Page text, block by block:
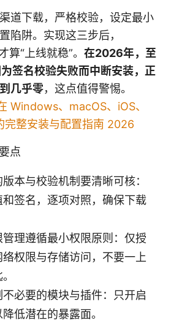
道下载，严格校验，设定最小
陷阱。实现这三步后，
“上线就稳”。 在2026年，至
签名校验失败而中断安装，正
几乎零，这点值得警惕。
Windows、macOS、iOS、
整安装与配置指南 2026
点
本与校验机制要清晰可核：
签名，逐项对照，确保下载
理遵循最小权限原则：仅授
权限与存储访问，不要一上
必要的模块与插件：只开启
低潜在的暴露面。